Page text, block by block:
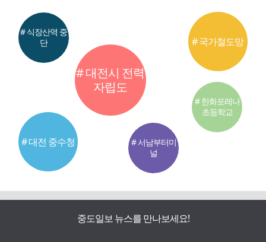
# 대전시 전력
자립도
# 대전 중수청
# 국가철도망
# 식장산역 중
단
# 서남부터미
널
# 한화포레나
초등학교
중도일보 뉴스를 만나보세요!